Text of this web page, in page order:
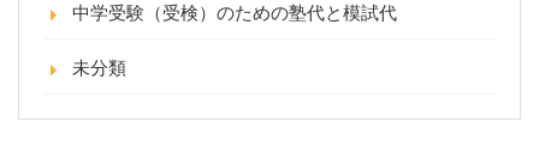
中学受験（受検）のための塾代と模試代
未分類